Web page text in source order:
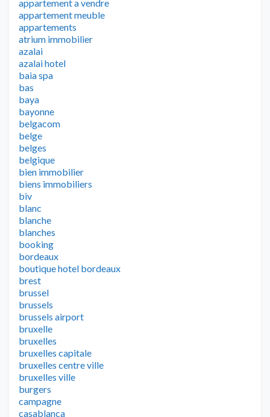
appartement a vendre
appartement meuble
appartements
atrium immobilier
azalai
azalai hotel
baia spa
bas
baya
bayonne
belgacom
belge
belges
belgique
bien immobilier
biens immobiliers
biv
blanc
blanche
blanches
booking
bordeaux
boutique hotel bordeaux
brest
brussel
brussels
brussels airport
bruxelle
bruxelles
bruxelles capitale
bruxelles centre ville
bruxelles ville
burgers
campagne
casablanca